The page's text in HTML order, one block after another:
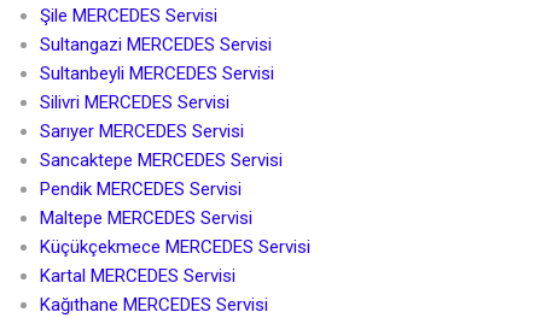
Şile MERCEDES Servisi
Sultangazi MERCEDES Servisi
Sultanbeyli MERCEDES Servisi
Silivri MERCEDES Servisi
Sarıyer MERCEDES Servisi
Sancaktepe MERCEDES Servisi
Pendik MERCEDES Servisi
Maltepe MERCEDES Servisi
Küçükçekmece MERCEDES Servisi
Kartal MERCEDES Servisi
Kağıthane MERCEDES Servisi